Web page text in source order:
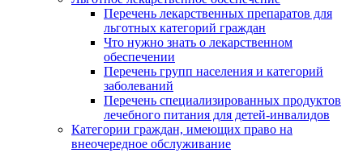
Перечень лекарственных препаратов для
льготных категорий граждан
Что нужно знать о лекарственном
обеспечении
Перечень групп населения и категорий
заболеваний
Перечень специализированных продуктов
лечебного питания для детей-инвалидов
Категории граждан, имеющих право на
внеочередное обслуживание